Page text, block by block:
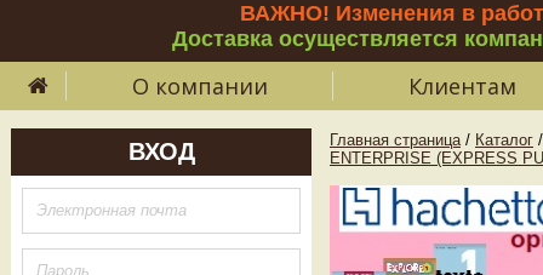
ВАЖНО! Изменения в
Доставка осуществляется
О компании Клиентам
ВХОД Главная страница / Каталог /
ENTERPRISE (EXPRESS